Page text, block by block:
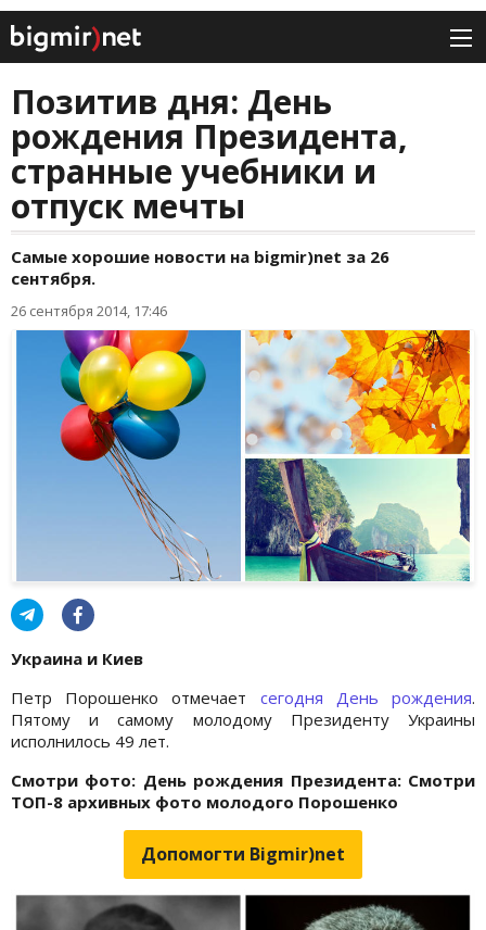
Позитив дня: День
рождения Президента,
странные учебники и
отпуск мечты
Самые хорошие новости на bigmir)net за 26
сентября.
26 сентября 2014, 17:46
Украина и Киев
Петр Порошенко отмечает сегодня День рождения.
Пятому и самому молодому Президенту Украины
исполнилось 49 лет.
Смотри фото: День рождения Президента: Смотри
ТОП-8 архивных фото молодого Порошенко
Допомогти Bigmir)net